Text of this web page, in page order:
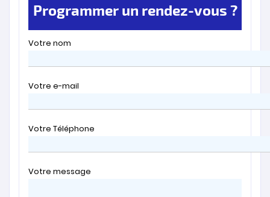
Programmer un rendez-vous ?
Votre nom
Votre e-mail
Votre Téléphone
Votre message